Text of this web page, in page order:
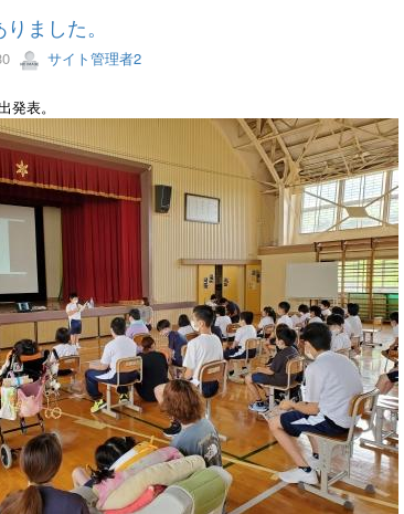
ました。
サイト管理者2
発表。